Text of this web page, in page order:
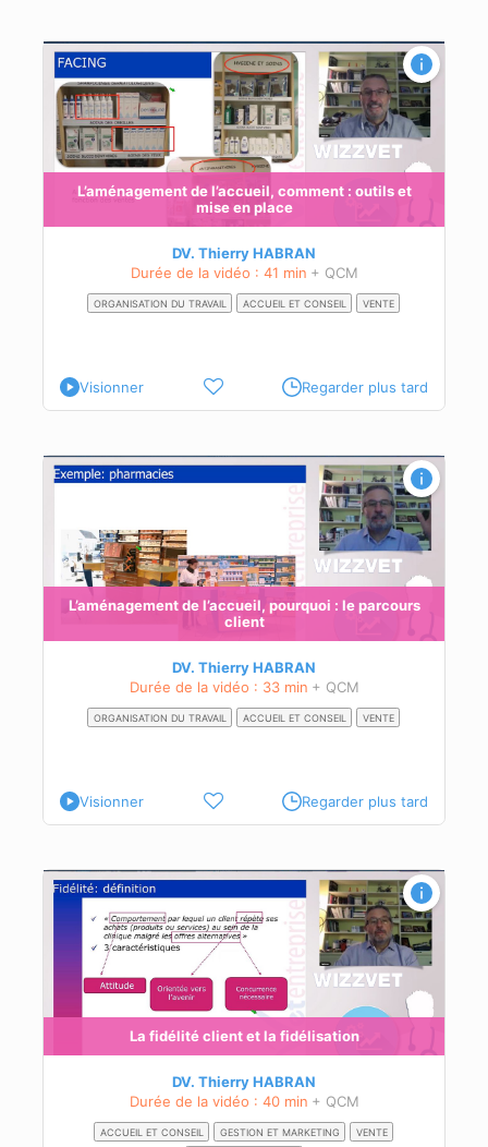
L’aménagement de l’accueil, comment : outils et
mise en place
DV. Thierry HABRAN
Durée de la vidéo : 41 min + QCM
ORGANISATION DU TRAVAIL ACCUEIL ET CONSEIL VENTE
Visionner Regarder plus tard
L’aménagement de l’accueil, pourquoi : le parcours
client
DV. Thierry HABRAN
Durée de la vidéo : 33 min + QCM
ORGANISATION DU TRAVAIL ACCUEIL ET CONSEIL VENTE
Visionner Regarder plus tard
La fidélité client et la fidélisation
DV. Thierry HABRAN
Durée de la vidéo : 40 min + QCM
ACCUEIL ET CONSEIL GESTION ET MARKETING
VENTE